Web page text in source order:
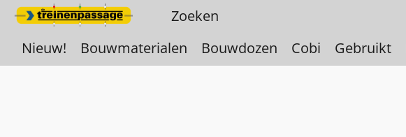
Nieuw! Bouwmaterialen Bouwdozen Cobi Gebruikt